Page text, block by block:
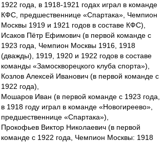
1922 года, в 1918-1921 годах играл в команде
КФС, предшественнице «Спартака», Чемпион
Москвы 1919 и 1921 годов в составе КФС),
Исаков Пётр Ефимович (в первой команде с
1923 года, Чемпион Москвы 1916, 1918
(дважды), 1919, 1920 и 1922 годов в составе
команды «Замоскворецкого клуба спорта»),
Козлов Алексей Иванович (в первой команде с
1922 года),
Мошаров Иван (в первой команде с 1923 года,
в 1918 году играл в команде «Новогиреево»,
предшественнице «Спартака»),
Прокофьев Виктор Николаевич (в первой
команде с 1922 года, Чемпион Москвы: 1918